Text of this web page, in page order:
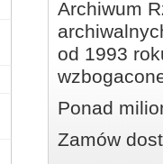
Archiwum
od 1993
Ponad
Zamów